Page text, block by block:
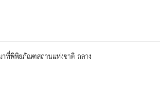
าที่พิพิธภัณฑสถานแห่งชาติ ถลาง